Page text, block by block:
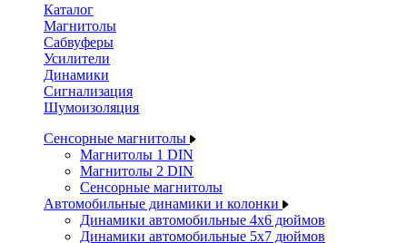
Каталог
Магнитолы
Сабвуферы
Усилители
Динамики
Сигнализация
Шумоизоляция
Сенсорные магнитолы
Магнитолы 1 DIN
Магнитолы 2 DIN
Сенсорные магнитолы
Автомобильные динамики и колонки
Динамики автомобильные 4x6 дюймов
Динамики автомобильные 5x7 дюймов